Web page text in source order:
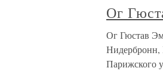
Ог
Ог Гюстав
Нидербронн,
Парижского